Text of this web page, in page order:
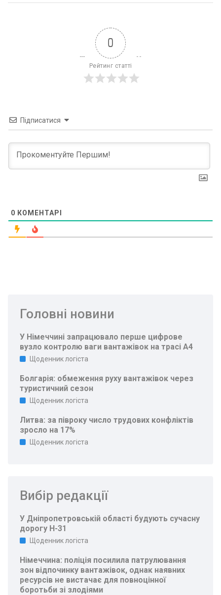
0
Рейтинг статті
Підписатися
0 КОМЕНТАРІ
Головні новини
У Німеччині запрацювало перше цифрове
вузло контролю ваги вантажівок на трасі A4
Щоденник логіста
Болгарія: обмеження руху вантажівок через
туристичний сезон
Щоденник логіста
Литва: за півроку число трудових конфліктів
зросло на 17%
Щоденник логіста
Вибір редакції
У Дніпропетровській області будують сучасну
дорогу Н-31
Щоденник логіста
Німеччина: поліція посилила патрулювання
зон відпочинку вантажівок, однак наявних
ресурсів не вистачає для повноцінної
боротьби зі злодіями